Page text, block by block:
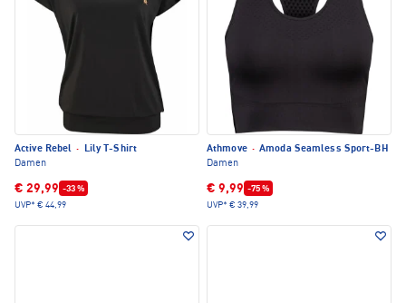
Active Rebel ·
Lily T-Shirt
Damen
€ 29,99 -33 %
UVP* € 44,99
Athmove · Amoda Seamless Sport-BH
Damen
€ 9,99 -75 %
UVP* € 39,99